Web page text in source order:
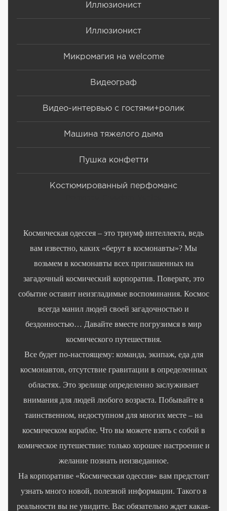
Иллюзионист
Иллюзионист
Микромагия на welcome
Видеограф
Видео-интервью с гостями+ролик
Машина тяжелого дыма
Пушка конфетти
Костюмированный перфоманс
Космическая одессея – это триумф интеллекта, ведь
вам известно, каких «берут в космонавты»? Мы
возьмем в космонавты всех приглашенных на
загадочный космический корпоратив. Поверьте, это
событие оставит неизгладимые воспоминания. Космос
всегда манил людей своей загадочностью и
бездонностью… Давайте вместе погрузимся в мир
космического путешествия.
Все будет по-настоящему: команда, экипаж, еда для
космонавтов, отсутствие гравитации в определенных
областях. Это зрелище определенно заслуживает
внимания для людей любого возраста. Побывайте в
таинственном, недоступном для многих месте – на
космическом корабле. Что вы можете взять с собой в
комическое путешествие: только хорошее настроение и
желание познать неизведанное.
На корпоративе «Космическая одессия» вам предстоит
узнать много новой, полезной информации. Такого в
реальности вы не увидите. Вас обязательно ждет какая-